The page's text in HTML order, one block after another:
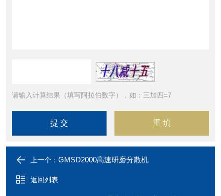
请输入计算结果（填写阿拉伯数字），如：三加四=7
上一个： GMSD2000高速研磨分散机
返回列表